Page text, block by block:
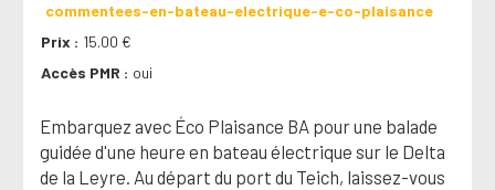
commentees-en-bateau-electrique-e-co-plaisance
Prix
15.00 €
Accès PMR
oui
Embarquez avec Éco Plaisance BA pour une balade
guidée d'une heure en bateau électrique sur le Delta
de la Leyre. Au départ du port du Teich, laissez-vous